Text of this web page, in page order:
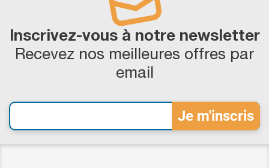
Inscrivez-vous à notre newsletter
Recevez nos meilleures offres par
email